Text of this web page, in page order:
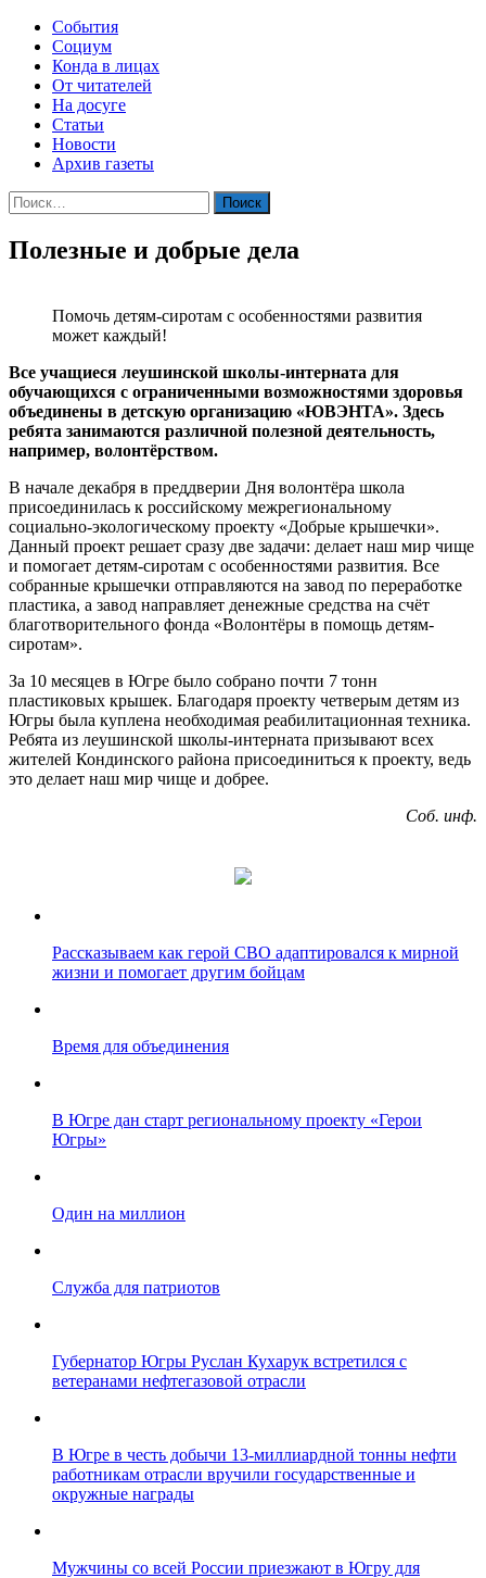
События
Социум
Конда в лицах
От читателей
На досуге
Статьи
Новости
Архив газеты
Найти:
Полезные и добрые дела
Помочь детям-сиротам с особенностями развития
может каждый!
Все учащиеся леушинской школы-интерната для
обучающихся с ограниченными возможностями здоровья
объединены в детскую организацию «ЮВЭНТА». Здесь
ребята занимаются различной полезной деятельность,
например, волонтёрством.
В начале декабря в преддверии Дня волонтёра школа
присоединилась к российскому межрегиональному
социально-экологическому проекту «Добрые крышечки».
Данный проект решает сразу две задачи: делает наш мир чище
и помогает детям-сиротам с особенностями развития. Все
собранные крышечки отправляются на завод по переработке
пластика, а завод направляет денежные средства на счёт
благотворительного фонда «Волонтёры в помощь детям-
сиротам».
За 10 месяцев в Югре было собрано почти 7 тонн
пластиковых крышек. Благодаря проекту четверым детям из
Югры была куплена необходимая реабилитационная техника.
Ребята из леушинской школы-интерната призывают всех
жителей Кондинского района присоединиться к проекту, ведь
это делает наш мир чище и добрее.
Соб. инф.
Рассказываем как герой СВО адаптировался к мирной
жизни и помогает другим бойцам
Время для объединения
В Югре дан старт региональному проекту «Герои
Югры»
Один на миллион
Служба для патриотов
Губернатор Югры Руслан Кухарук встретился с
ветеранами нефтегазовой отрасли
В Югре в честь добычи 13-миллиардной тонны нефти
работникам отрасли вручили государственные и
окружные награды
Мужчины со всей России приезжают в Югру для